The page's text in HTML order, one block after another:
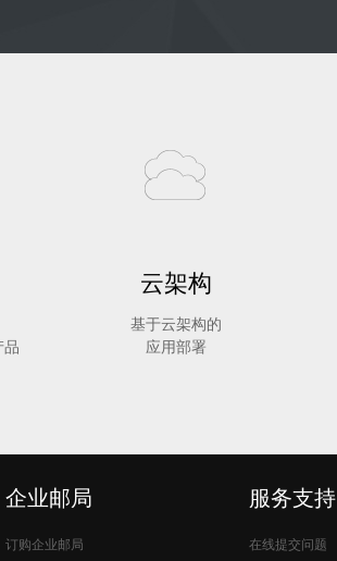
品
云架构
基于云架构的
应用部署
企业邮局
订购企业邮局
服务支持
在线提交问题